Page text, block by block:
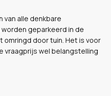
van alle denkbare
geparkeerd in de
omringd door tuin. Het is voor
vraagprijs wel belangstelling